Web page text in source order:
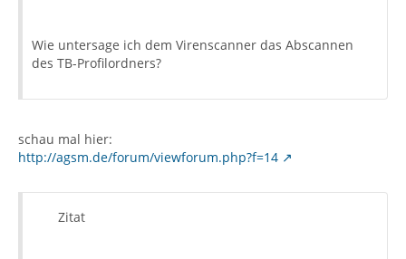
Wie untersage ich dem Virenscanner das Abscannen
des TB-Profilordners?
schau mal hier:
http://agsm.de/forum/viewforum.php?f=14
Zitat